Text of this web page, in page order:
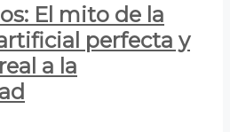
El mito de la
perfecta y
a la